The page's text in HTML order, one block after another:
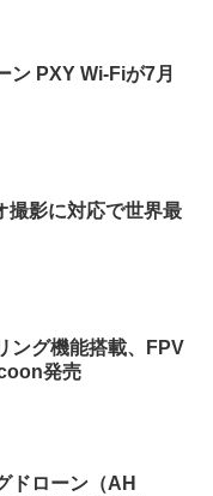
ン PXY Wi-Fiが7月
撮影に対応で世界最
ング機能搭載、FPV
発売
ドローン（AH